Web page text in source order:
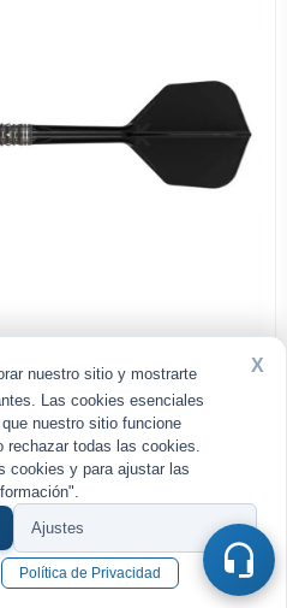
nuestro sitio y mostrarte
Las cookies esenciales
nuestro sitio funcione
rechazar todas las cookies.
cookies y para ajustar las
Ajustes
X
Política de Privacidad
Eclipse 90% 21gr